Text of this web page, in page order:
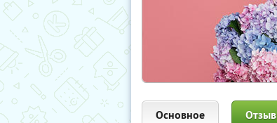
Основное